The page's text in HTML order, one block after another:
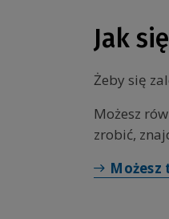
Jak
Żeby się
Możesz
zrobić,